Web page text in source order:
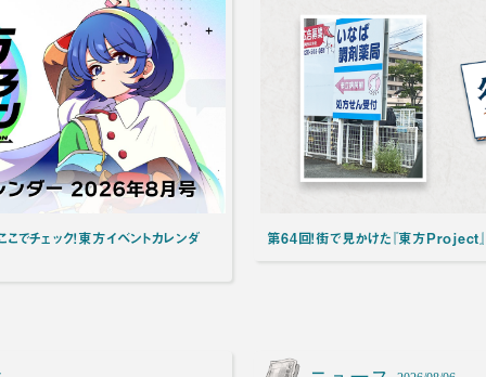
でチェック！東方イベントカレンダ 第64回！街で見かけた『東方Project』